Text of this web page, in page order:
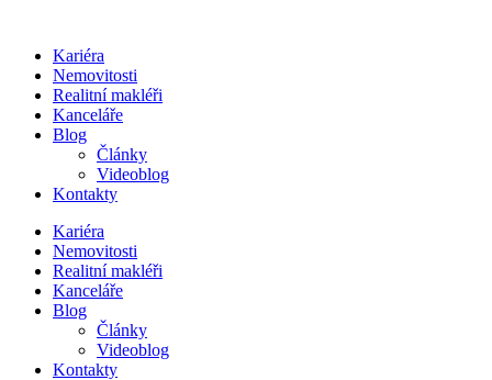
obsahuKariéra
Nemovitosti
Realitní makléři
Kanceláře
Blog
Články
Videoblog
Kontakty
Kariéra
Nemovitosti
Realitní makléři
Kanceláře
Blog
Články
Videoblog
Kontakty